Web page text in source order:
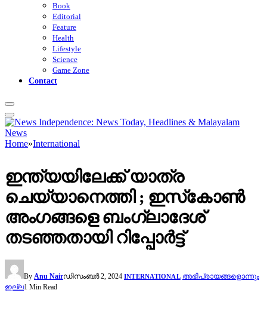
Book
Editorial
Feature
Health
Lifestyle
Science
Game Zone
Contact
Home»International
ഇന്ത്യയിലേക്ക് യാത്ര
ചെയ്യാനെത്തി ; ഇസ്‌കോൺ
അംഗങ്ങളെ ബംഗ്ലാദേശ്
തടഞ്ഞതായി റിപ്പോർട്ട്
By Anu Nairഡിസംബർ 2, 2024 INTERNATIONAL അഭിപ്രായങ്ങളൊന്നും
ഇല്ല1 Min Read